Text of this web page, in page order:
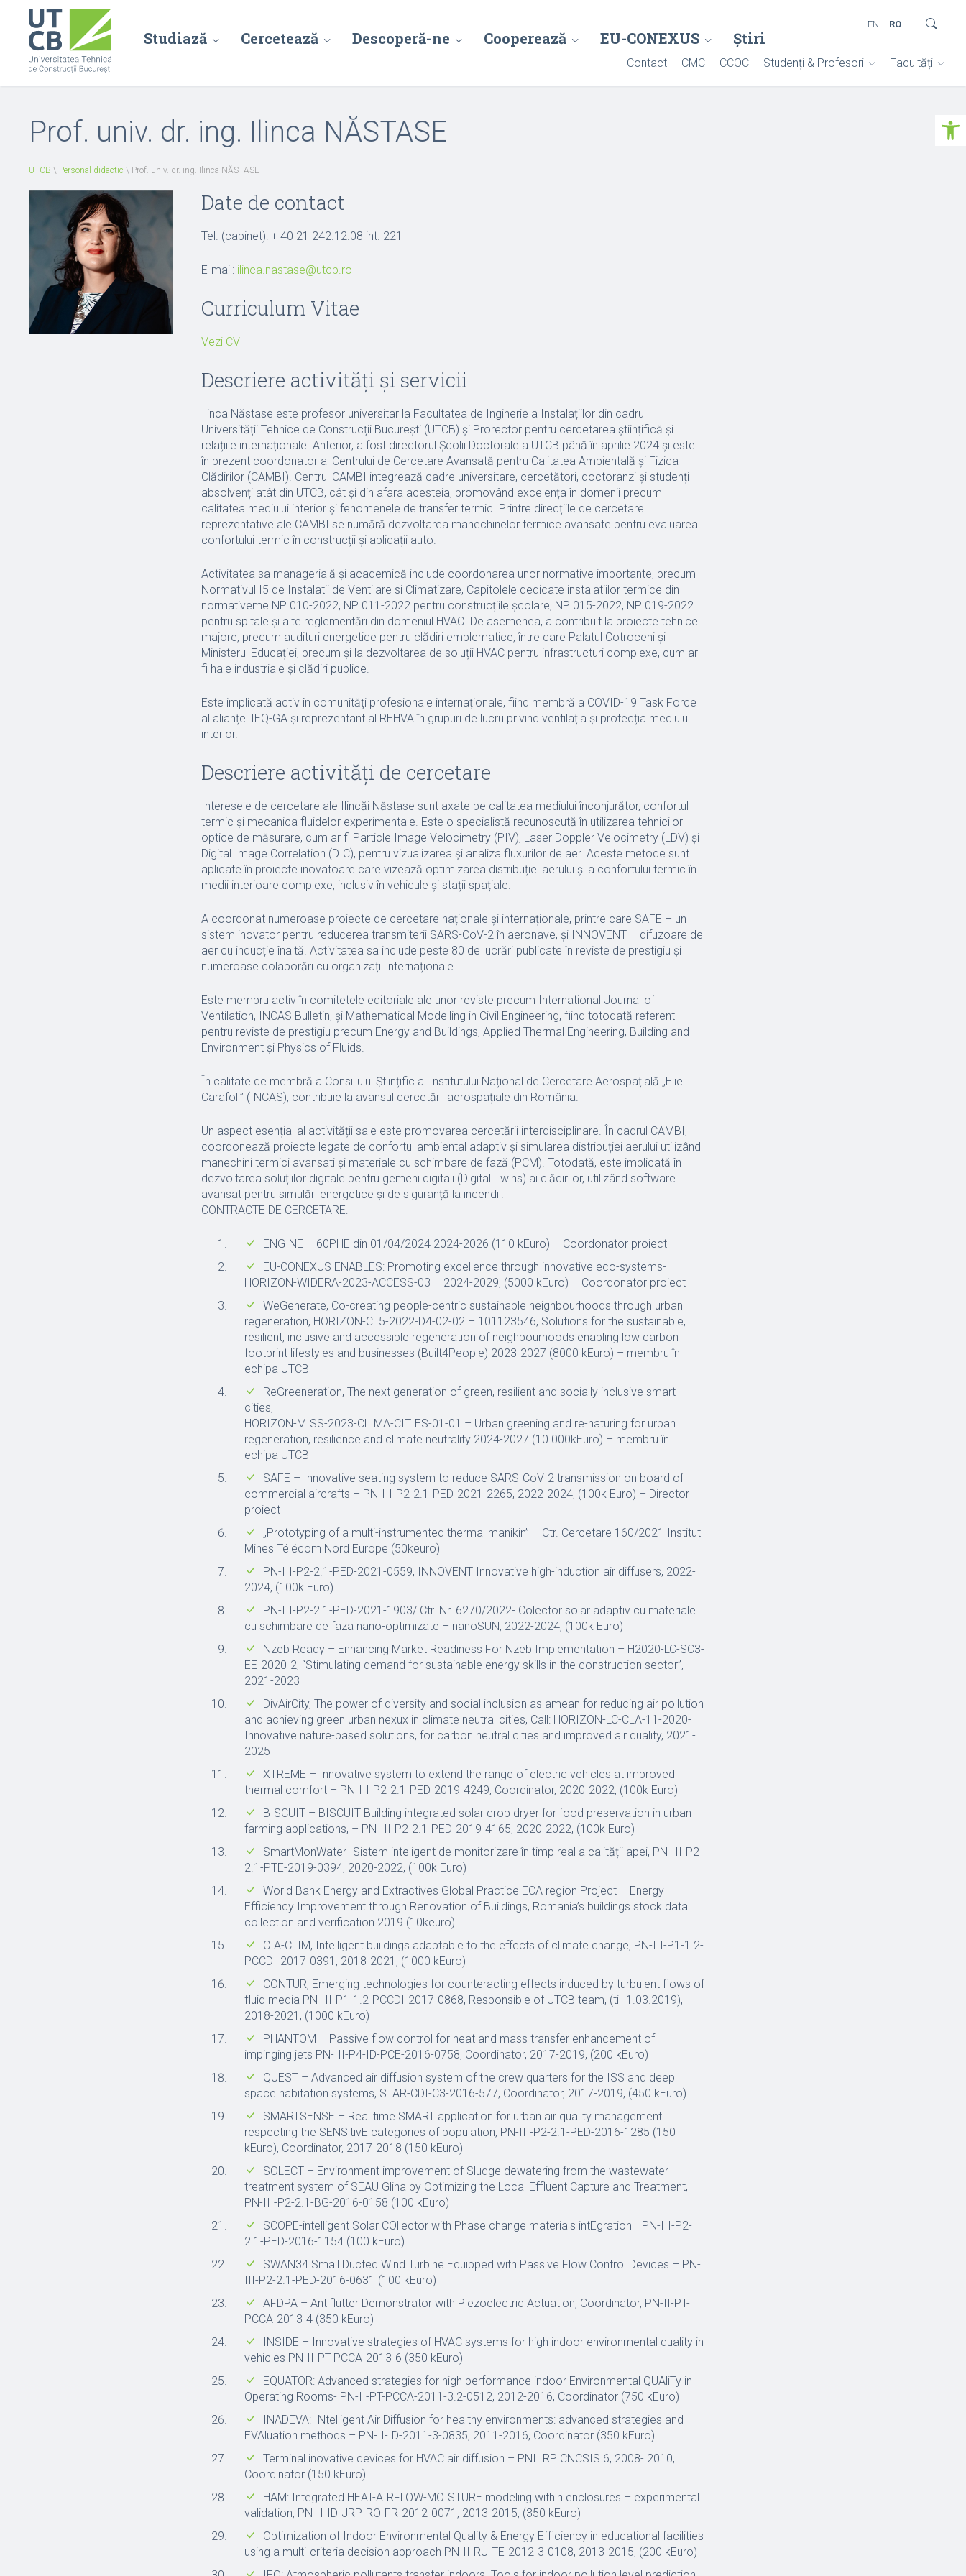
Deschide
Studiază Cercetează Descoperă-ne Cooperează EU-CONEXUS Știri
Contact CMC CCOC Studenți & Profesori Facultăți
EN RO
Prof. univ. dr. ing. Ilinca NĂSTASE
UTCB \ Personal didactic \ Prof. univ. dr. ing. Ilinca NĂSTASE
Date de contact
Tel. (cabinet): + 40 21 242.12.08 int. 221
E-mail: ilinca.nastase@utcb.ro
Curriculum Vitae
Vezi CV
Descriere activități și servicii
Ilinca Năstase este profesor universitar la Facultatea de Inginerie a Instalațiilor din cadrul
Universității Tehnice de Construcții București (UTCB) și Prorector pentru cercetarea științifică și
relațiile internaționale. Anterior, a fost directorul Școlii Doctorale a UTCB până în aprilie 2024 și este
în prezent coordonator al Centrului de Cercetare Avansată pentru Calitatea Ambientală și Fizica
Clădirilor (CAMBI). Centrul CAMBI integrează cadre universitare, cercetători, doctoranzi și studenți
absolvenți atât din UTCB, cât și din afara acesteia, promovând excelența în domenii precum
calitatea mediului interior și fenomenele de transfer termic. Printre direcțiile de cercetare
reprezentative ale CAMBI se numără dezvoltarea manechinelor termice avansate pentru evaluarea
confortului termic în construcții și aplicații auto.
Activitatea sa managerială și academică include coordonarea unor normative importante, precum
Normativul I5 de Instalatii de Ventilare si Climatizare, Capitolele dedicate instalatiilor termice din
normativeme NP 010-2022, NP 011-2022 pentru construcțiile școlare, NP 015-2022, NP 019-2022
pentru spitale și alte reglementări din domeniul HVAC. De asemenea, a contribuit la proiecte tehnice
majore, precum audituri energetice pentru clădiri emblematice, între care Palatul Cotroceni și
Ministerul Educației, precum și la dezvoltarea de soluții HVAC pentru infrastructuri complexe, cum ar
fi hale industriale și clădiri publice.
Este implicată activ în comunități profesionale internaționale, fiind membră a COVID-19 Task Force
al alianței IEQ-GA și reprezentant al REHVA în grupuri de lucru privind ventilația și protecția mediului
interior.
Descriere activități de cercetare
Interesele de cercetare ale Ilincăi Năstase sunt axate pe calitatea mediului înconjurător, confortul
termic și mecanica fluidelor experimentale. Este o specialistă recunoscută în utilizarea tehnicilor
optice de măsurare, cum ar fi Particle Image Velocimetry (PIV), Laser Doppler Velocimetry (LDV) și
Digital Image Correlation (DIC), pentru vizualizarea și analiza fluxurilor de aer. Aceste metode sunt
aplicate în proiecte inovatoare care vizează optimizarea distribuției aerului și a confortului termic în
medii interioare complexe, inclusiv în vehicule și stații spațiale.
A coordonat numeroase proiecte de cercetare naționale și internaționale, printre care SAFE – un
sistem inovator pentru reducerea transmiterii SARS-CoV-2 în aeronave, și INNOVENT – difuzoare de
aer cu inducție înaltă. Activitatea sa include peste 80 de lucrări publicate în reviste de prestigiu și
numeroase colaborări cu organizații internaționale.
Este membru activ în comitetele editoriale ale unor reviste precum International Journal of
Ventilation, INCAS Bulletin, și Mathematical Modelling in Civil Engineering, fiind totodată referent
pentru reviste de prestigiu precum Energy and Buildings, Applied Thermal Engineering, Building and
Environment și Physics of Fluids.
În calitate de membră a Consiliului Științific al Institutului Național de Cercetare Aerospațială „Elie
Carafoli” (INCAS), contribuie la avansul cercetării aerospațiale din România.
Un aspect esențial al activității sale este promovarea cercetării interdisciplinare. În cadrul CAMBI,
coordonează proiecte legate de confortul ambiental adaptiv și simularea distribuției aerului utilizând
manechini termici avansati și materiale cu schimbare de fază (PCM). Totodată, este implicată în
dezvoltarea soluțiilor digitale pentru gemeni digitali (Digital Twins) ai clădirilor, utilizând software
avansat pentru simulări energetice și de siguranță la incendii.
CONTRACTE DE CERCETARE:
ENGINE – 60PHE din 01/04/2024 2024-2026 (110 kEuro) – Coordonator proiect
EU-CONEXUS ENABLES: Promoting excellence through innovative eco-systems-
HORIZON-WIDERA-2023-ACCESS-03 – 2024-2029, (5000 kEuro) – Coordonator proiect
WeGenerate, Co-creating people-centric sustainable neighbourhoods through urban
regeneration, HORIZON-CL5-2022-D4-02-02 – 101123546, Solutions for the sustainable,
resilient, inclusive and accessible regeneration of neighbourhoods enabling low carbon
footprint lifestyles and businesses (Built4People) 2023-2027 (8000 kEuro) – membru în
echipa UTCB
ReGreeneration, The next generation of green, resilient and socially inclusive smart
cities,
HORIZON-MISS-2023-CLIMA-CITIES-01-01 – Urban greening and re-naturing for urban
regeneration, resilience and climate neutrality 2024-2027 (10 000kEuro) – membru în
echipa UTCB
SAFE – Innovative seating system to reduce SARS-CoV-2 transmission on board of
commercial aircrafts – PN-III-P2-2.1-PED-2021-2265, 2022-2024, (100k Euro) – Director
proiect
„Prototyping of a multi-instrumented thermal manikin” – Ctr. Cercetare 160/2021 Institut
Mines Télécom Nord Europe (50keuro)
PN-III-P2-2.1-PED-2021-0559, INNOVENT Innovative high-induction air diffusers, 2022-
2024, (100k Euro)
PN-III-P2-2.1-PED-2021-1903/ Ctr. Nr. 6270/2022- Colector solar adaptiv cu materiale
cu schimbare de faza nano-optimizate – nanoSUN, 2022-2024, (100k Euro)
Nzeb Ready – Enhancing Market Readiness For Nzeb Implementation – H2020-LC-SC3-
EE-2020-2, “Stimulating demand for sustainable energy skills in the construction sector”,
2021-2023
DivAirCity, The power of diversity and social inclusion as amean for reducing air pollution
and achieving green urban nexux in climate neutral cities, Call: HORIZON-LC-CLA-11-2020-
Innovative nature-based solutions, for carbon neutral cities and improved air quality, 2021-
2025
XTREME – Innovative system to extend the range of electric vehicles at improved
thermal comfort – PN-III-P2-2.1-PED-2019-4249, Coordinator, 2020-2022, (100k Euro)
BISCUIT – BISCUIT Building integrated solar crop dryer for food preservation in urban
farming applications, – PN-III-P2-2.1-PED-2019-4165, 2020-2022, (100k Euro)
SmartMonWater -Sistem inteligent de monitorizare în timp real a calității apei, PN-III-P2-
2.1-PTE-2019-0394, 2020-2022, (100k Euro)
World Bank Energy and Extractives Global Practice ECA region Project – Energy
Efficiency Improvement through Renovation of Buildings, Romania’s buildings stock data
collection and verification 2019 (10keuro)
CIA-CLIM, Intelligent buildings adaptable to the effects of climate change, PN-III-P1-1.2-
PCCDI-2017-0391, 2018-2021, (1000 kEuro)
CONTUR, Emerging technologies for counteracting effects induced by turbulent flows of
fluid media PN-III-P1-1.2-PCCDI-2017-0868, Responsible of UTCB team, (till 1.03.2019),
2018-2021, (1000 kEuro)
PHANTOM – Passive flow control for heat and mass transfer enhancement of
impinging jets PN-III-P4-ID-PCE-2016-0758, Coordinator, 2017-2019, (200 kEuro)
QUEST – Advanced air diffusion system of the crew quarters for the ISS and deep
space habitation systems, STAR-CDI-C3-2016-577, Coordinator, 2017-2019, (450 kEuro)
SMARTSENSE – Real time SMART application for urban air quality management
respecting the SENSitivE categories of population, PN-III-P2-2.1-PED-2016-1285 (150
kEuro), Coordinator, 2017-2018 (150 kEuro)
SOLECT – Environment improvement of Sludge dewatering from the wastewater
treatment system of SEAU Glina by Optimizing the Local Effluent Capture and Treatment,
PN-III-P2-2.1-BG-2016-0158 (100 kEuro)
SCOPE-intelligent Solar COllector with Phase change materials intEgration– PN-III-P2-
2.1-PED-2016-1154 (100 kEuro)
SWAN34 Small Ducted Wind Turbine Equipped with Passive Flow Control Devices – PN-
III-P2-2.1-PED-2016-0631 (100 kEuro)
AFDPA – Antiflutter Demonstrator with Piezoelectric Actuation, Coordinator, PN-II-PT-
PCCA-2013-4 (350 kEuro)
INSIDE – Innovative strategies of HVAC systems for high indoor environmental quality in
vehicles PN-II-PT-PCCA-2013-6 (350 kEuro)
EQUATOR: Advanced strategies for high performance indoor Environmental QUAliTy in
Operating Rooms- PN-II-PT-PCCA-2011-3.2-0512, 2012-2016, Coordinator (750 kEuro)
INADEVA: INtelligent Air Diffusion for healthy environments: advanced strategies and
EVAluation methods – PN-II-ID-2011-3-0835, 2011-2016, Coordinator (350 kEuro)
Terminal inovative devices for HVAC air diffusion – PNII RP CNCSIS 6, 2008- 2010,
Coordinator (150 kEuro)
HAM: Integrated HEAT-AIRFLOW-MOISTURE modeling within enclosures – experimental
validation, PN-II-ID-JRP-RO-FR-2012-0071, 2013-2015, (350 kEuro)
Optimization of Indoor Environmental Quality & Energy Efficiency in educational facilities
using a multi-criteria decision approach PN-II-RU-TE-2012-3-0108, 2013-2015, (200 kEuro)